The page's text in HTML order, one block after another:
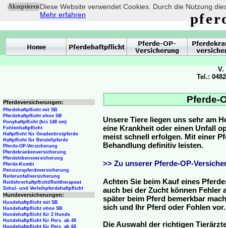
AkzeptierenDiese Website verwendet Cookies. Durch die Nutzung
Mehr erfahren
Pferde-
Unsere Tiere liegen uns sehr am
eine Krankheit oder einen Unfall
meist schnell erfolgen. Mit einer
Behandlung definitiv leisten.
>> Zu unserer Pferde-OP-
Achten Sie beim Kauf eines
auch bei der Zucht können Fehler
später beim Pferd bemerkbar
sich und Ihr Pferd oder Fohlen vor.
Die Auswahl der richtigen
Pferdeversicherungen:
Pferdehaftpflicht mit SB
Pferdehaftpflicht ohne SB
Ponyhaftpflicht (bis 148 cm)
Fohlenhaftpflicht
Haftpflicht für Gnadenbrotpferde
Haftpflicht für Beistellpferde
Pferde-OP-Versicherung
Pferdekrankenversicherung
Pferdelebensversicherung
Pferde-Kombi
Pensionspferdeversicherung
Reiterunfallversicherung
Reitlehrerhaftpflicht/Reittherapeut
Schul- und Verleihpferdehaftpflicht
Hundeversicherungen:
Hundehaftpflicht mit SB
Hundehaftpflicht ohne SB
Hundehaftpflicht für 2 Hunde
Hundehaftpflicht für Pers. ab 40
Hundehaftpflicht für Pers. ab 60
V.
Tel.: